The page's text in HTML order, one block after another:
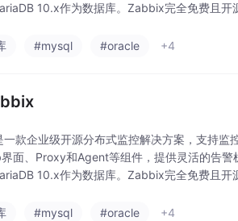
10.x作为数据库。Zabbix完全免费且开
#mysql #oracle +4
款企业级开源分布式监控解决方案，支持监
界面、Proxy和Agent等组件，提供灵活的告
10.x作为数据库。Zabbix完全免费且开
#mysql #oracle +4